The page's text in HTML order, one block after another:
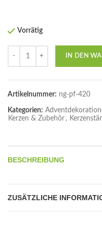
Vorrätig
IN DEN
Artikelnummer: ng-pf-420
Kategorien:
Kerzen & Zubehör ,
BESCHREIBUNG
ZUSÄTZLICHE